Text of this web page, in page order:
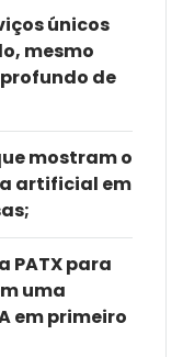
únicos
mesmo
de
mostram o
artificial em
PATX para
uma
em primeiro